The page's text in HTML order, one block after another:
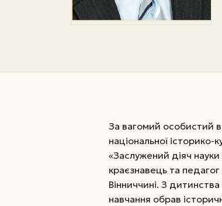
За вагомий особистий
національної
«Заслужений діяч науки
краєзнавець та
Вінниччині. З
навчання обрав